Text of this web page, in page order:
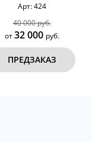
Арт: 354
65 000 руб.
от51 000
ПРЕДЗАКАЗ